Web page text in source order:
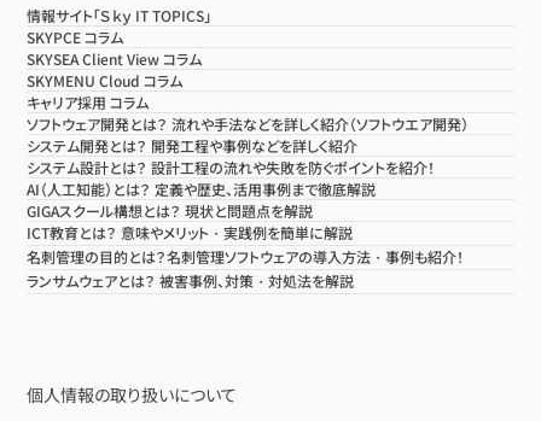
情報サイト「Ｓｋｙ IT TOPICS」
SKYPCE コラム
SKYSEA Client View コラム
SKYMENU Cloud コラム
キャリア採用 コラム
ソフトウェア開発とは？ 流れや手法などを詳しく紹介（ソフトウエア開発）
システム開発とは？ 開発工程や事例などを詳しく紹介
システム設計とは？ 設計工程の流れや失敗を防ぐポイントを紹介！
AI（人工知能）とは？ 定義や歴史、活用事例まで徹底解説
GIGAスクール構想とは？ 現状と問題点を解説
ICT教育とは？ 意味やメリット・実践例を簡単に解説
名刺管理の目的とは？名刺管理ソフトウェアの導入方法・事例も紹介！
ランサムウェアとは？ 被害事例、対策・対処法を解説
個人情報の取り扱いについて